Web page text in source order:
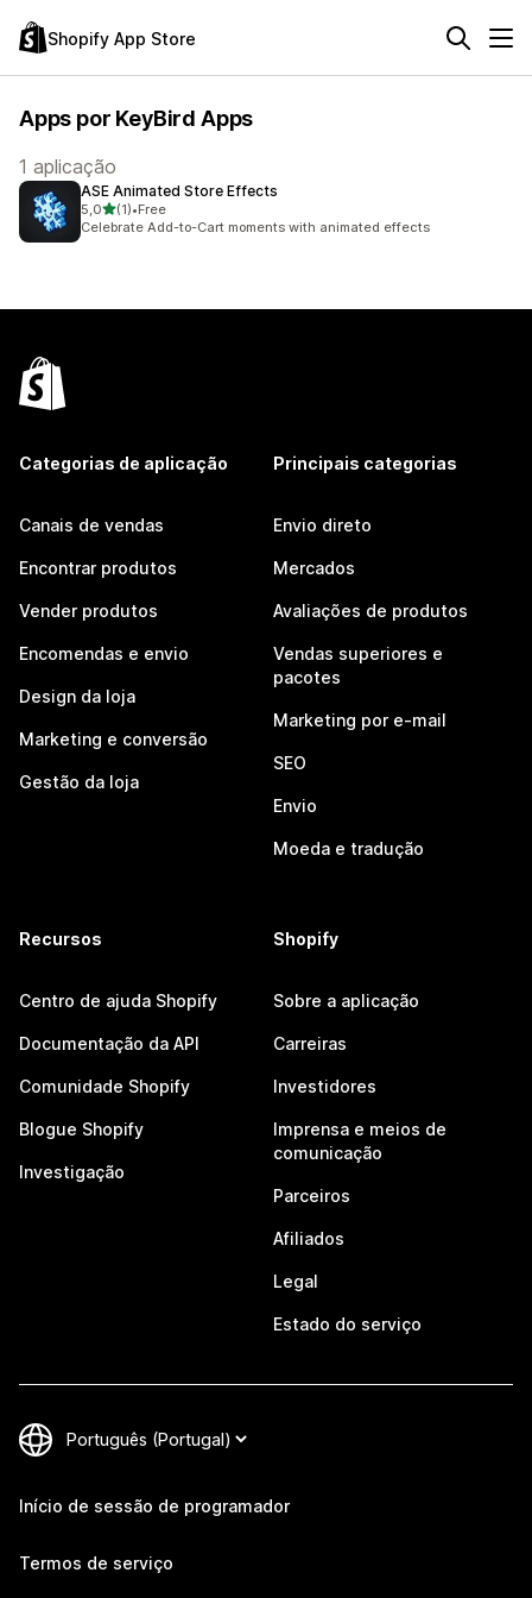
Shopify App Store
Apps por KeyBird Apps
1 aplicação
ASE Animated Store Effects
5,0de 5 estrelas
(1)
1 total de avaliações
•Free
Celebrate Add-to-Cart moments with animated effects
Categorias de aplicação
Canais de vendas
Encontrar produtos
Vender produtos
Encomendas e envio
Design da loja
Marketing e conversão
Gestão da loja
Principais categorias
Envio direto
Mercados
Avaliações de produtos
Vendas superiores e
pacotes
Marketing por e-mail
SEO
Envio
Moeda e tradução
Recursos
Centro de ajuda Shopify
Documentação da API
Comunidade Shopify
Blogue Shopify
Investigação
Shopify
Sobre a aplicação
Carreiras
Investidores
Imprensa e meios de
comunicação
Parceiros
Afiliados
Legal
Estado do serviço
Início de sessão de programador
Termos de serviço